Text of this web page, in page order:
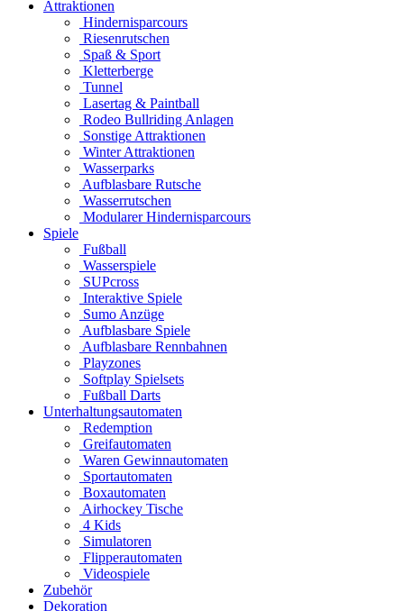
Attraktionen
Hindernisparcours
Riesenrutschen
Spaß & Sport
Kletterberge
Tunnel
Lasertag & Paintball
Rodeo Bullriding Anlagen
Sonstige Attraktionen
Winter Attraktionen
Wasserparks
Aufblasbare Rutsche
Wasserrutschen
Modularer Hindernisparcours
Spiele
Fußball
Wasserspiele
SUPcross
Interaktive Spiele
Sumo Anzüge
Aufblasbare Spiele
Aufblasbare Rennbahnen
Playzones
Softplay Spielsets
Fußball Darts
Unterhaltungsautomaten
Redemption
Greifautomaten
Waren Gewinnautomaten
Sportautomaten
Boxautomaten
Airhockey Tische
4 Kids
Simulatoren
Flipperautomaten
Videospiele
Zubehör
Dekoration